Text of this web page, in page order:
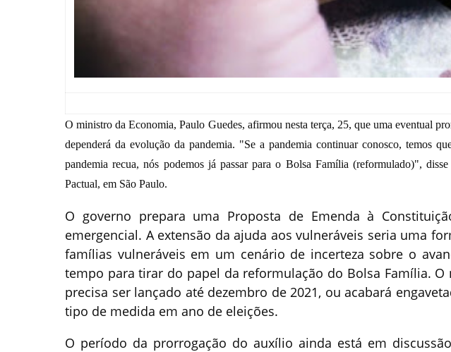
O ministro da Economia, Paulo Guedes, afirmou nesta terça, 25, que uma eventual
dependerá da evolução da pandemia. "Se a pandemia continuar conosco, temos
pandemia recua, nós podemos já passar para o Bolsa Família (reformulado)",
Pactual, em São Paulo.
O governo prepara uma Proposta de Emenda à
emergencial. A extensão da ajuda aos vulneráveis seria uma
famílias vulneráveis em um cenário de incerteza sobre o
tempo para tirar do papel da reformulação do Bolsa Família.
precisa ser lançado até dezembro de 2021, ou acabará
tipo de medida em ano de eleições.
O período da prorrogação do auxílio ainda está em